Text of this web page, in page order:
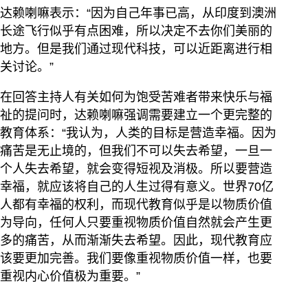
达赖喇嘛表示：“因为自己年事已高，从印度到澳洲
长途飞行似乎有点困难，所以决定不去你们美丽的
地方。但是我们通过现代科技，可以近距离进行相
关讨论。”
在回答主持人有关如何为饱受苦难者带来快乐与福
祉的提问时，达赖喇嘛强调需要建立一个更完整的
教育体系：“我认为，人类的目标是营造幸福。因为
痛苦是无止境的，但我们不可以失去希望，一旦一
个人失去希望，就会变得短视及消极。所以要营造
幸福，就应该将自己的人生过得有意义。世界70亿
人都有幸福的权利，而现代教育似乎是以物质价值
为导向，任何人只要重视物质价值自然就会产生更
多的痛苦，从而渐渐失去希望。因此，现代教育应
该要更加完善。我们要像重视物质价值一样，也要
重视内心价值极为重要。”